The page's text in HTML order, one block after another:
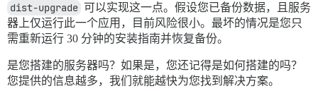
dist-upgrade 可以实现这一点。假设您已备份数据，且服务
器上仅运行此一个应用，目前风险很小。最坏的情况是您只
需重新运行 30 分钟的安装指南并恢复备份。
是您搭建的服务器吗？如果是，您还记得是如何搭建的吗？
您提供的信息越多，我们就能越快为您找到解决方案。